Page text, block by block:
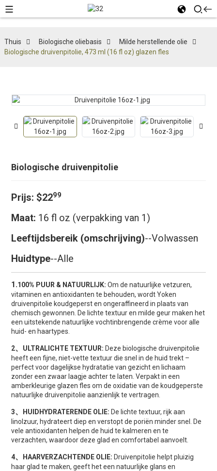
Thuis Biologische oliebasis
Milde herstellende olie
Biologische druivenpitolie, 473 ml (16 fl oz) glazen fles
Biologische druivenpitolie
Prijs: $2299
Maat: 16 fl oz (verpakking van 1)
Leeftijdsbereik (omschrijving)--Volwassen
Huidtype--Alle
1.100% PUUR & NATUURLIJK: Om de natuurlijke vetzuren,
vitaminen en antioxidanten te behouden, wordt Yoken
druivenpitolie koudgeperst en ongeraffineerd in plaats van
chemisch gewonnen. De lichte textuur en milde geur maken het
een uitstekende natuurlijke vochtinbrengende crème voor alle
huid- en haartypes.
2、 ULTRALICHTE TEXTUUR: Deze biologische druivenpitolie
heeft een fijne, niet-vette textuur die snel in de huid trekt –
perfect voor dagelijkse hydratatie van gezicht en lichaam
zonder een zwaar laagje achter te laten. Verpakt in een
amberkleurige glazen fles om de oxidatie van de koudgeperste
natuurlijke druivenpitolie aanzienlijk te vertragen.
3、 HUIDHYDRATERENDE OLIE: De lichte textuur, rijk aan
linolzuur, hydrateert diep en verstopt de poriën minder snel. De
vele antioxidanten helpen de huid te kalmeren en te
verzachten, waardoor deze glad en comfortabel aanvoelt.
4、 HAARVERZACHTENDE OLIE: Druivenpitolie helpt pluizig
haar glad te maken, geeft het een natuurlijke glans en